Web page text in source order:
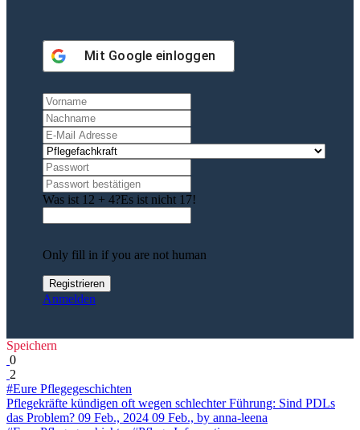
Mit Google einloggen
Was ist 12 + 4?Es ist nicht 17!
Only fill in if you are not human
Anmelden
Speichern
0
2
#Eure Pflegegeschichten
Pflegekräfte kündigen oft wegen schlechter Führung: Sind PDLs
das Problem? 09 Feb., 2024 09 Feb., by anna-leena